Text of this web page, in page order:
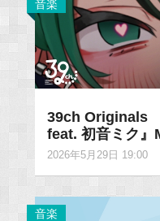
音楽
39ch Originals
feat. 初音ミク』
2026年5月29日 19:00
音楽